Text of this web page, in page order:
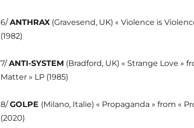
6/ANTHRAX(Gravesend, UK) « Violence is
(1982)
7/ANTI-SYSTEM (Bradford, UK) « Strange Love »
Matter » LP (1985)
8/GOLPE (Milano, Italie) « Propaganda » from «
(2020)